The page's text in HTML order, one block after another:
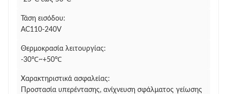
Τάση εισόδου:
AC110-240V
Θερμοκρασία λειτουργίας:
-30℃~+50℃
Χαρακτηριστικά ασφαλείας:
Προστασία υπερέντασης, ανίχνευση σφάλματος γείωσης